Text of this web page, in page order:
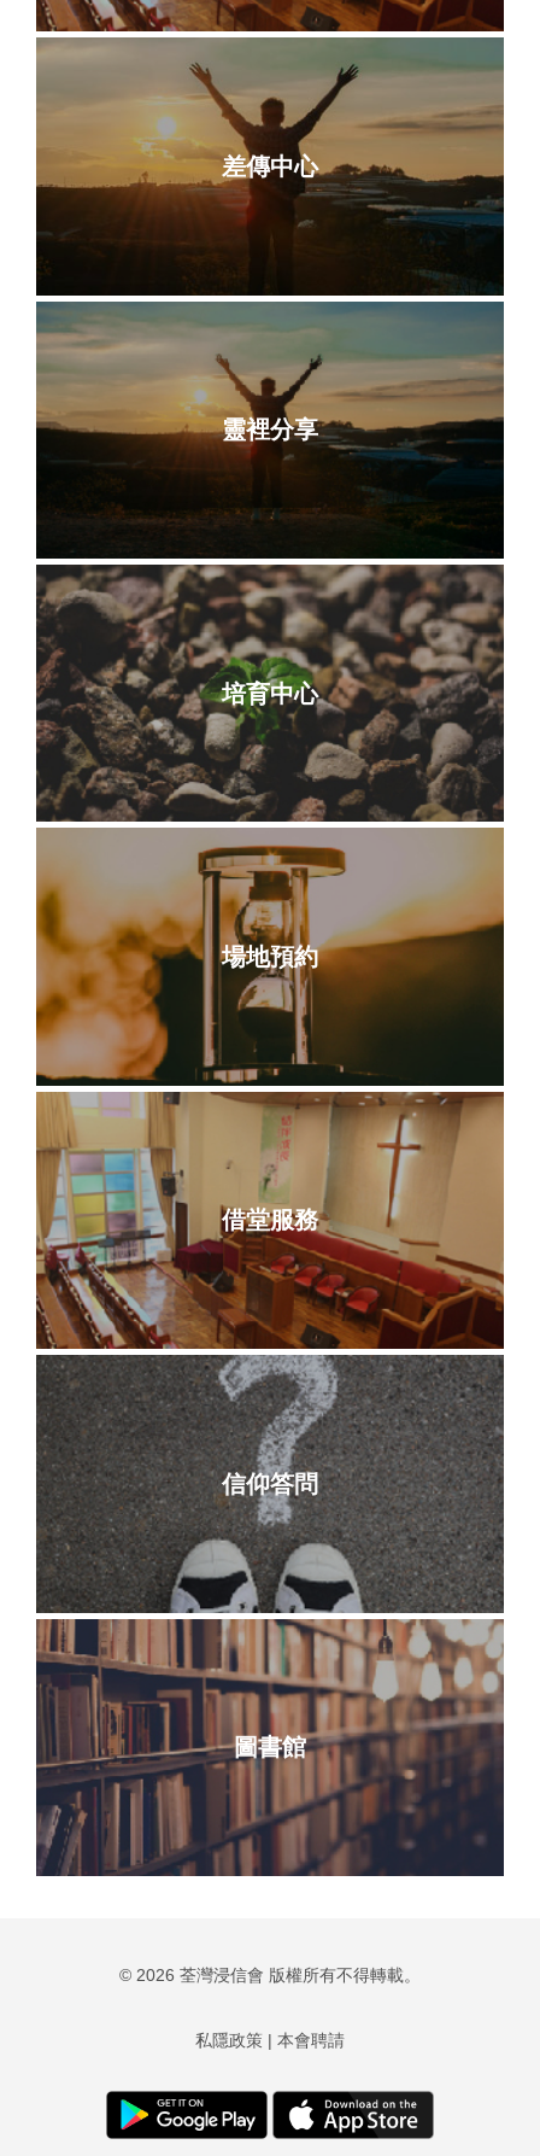
差傳中心
靈裡分享
培育中心
場地預約
借堂服務
信仰答問
圖書館
© 2026 荃灣浸信會 版權所有不得轉載。
私隱政策 | 本會聘請